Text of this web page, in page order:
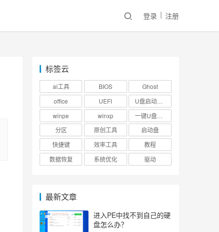
登录 注册
标签云
ai工具 BIOS
Ghost
office
UEFI
winpe
winxp
分区
原创工具
启动盘
快捷键
效率工具
教程
数据恢复
系统优化 驱动
最新文章
进入PE中找不到自己的硬
盘怎么办？